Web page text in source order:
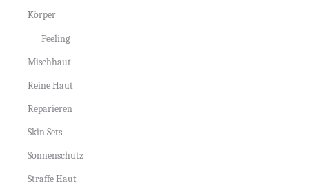
Körper
Peeling
Mischhaut
Reine Haut
Reparieren
Skin Sets
Sonnenschutz
Straffe Haut